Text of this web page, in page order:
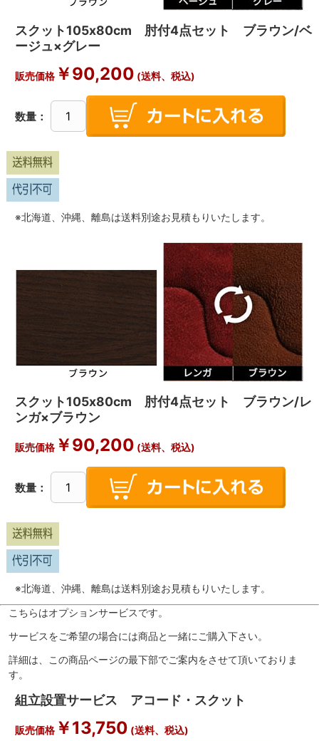
スクット105x80cm 肘付4点セット ブラウン/ベ
ージュ×グレー
販売価格￥90,200 (送料、税込)
数量：
※北海道、沖縄、離島は送料別途お見積もりいたします。
スクット105x80cm 肘付4点セット ブラウン/レ
ンガ×ブラウン
販売価格￥90,200 (送料、税込)
数量：
※北海道、沖縄、離島は送料別途お見積もりいたします。
こちらはオプションサービスです。
サービスをご希望の場合には商品と一緒にご購入下さい。
詳細は、この商品ページの最下部でご案内をさせて頂いておりま
す。
組立設置サービス アコード・スクット
販売価格￥13,750 (送料、税込)